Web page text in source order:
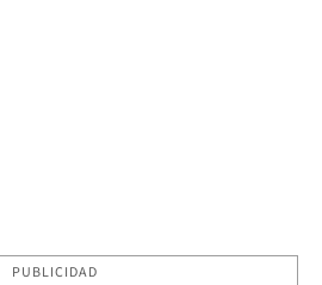
PUBLICIDAD